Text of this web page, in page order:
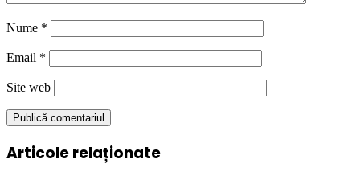
Nume *
Email *
Site web
Articole relaționate